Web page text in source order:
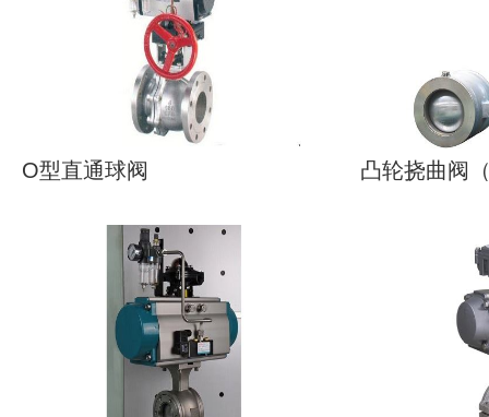
O型直通球阀 凸轮挠曲阀